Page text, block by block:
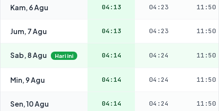
Kam, 6 Agu 04:13 04:23 11:50
Jum, 7 Agu 04:13 04:23 11:50
Sab, 8 Agu Hari ini 04:14 04:24 11:50
Min, 9 Agu 04:14 04:24 11:50
Sen, 10 Agu 04:14 04:24 11:50